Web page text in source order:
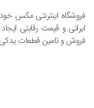
فروشگاه اینترنتی مکس
فروش و تامین قطعات